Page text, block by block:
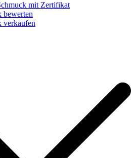
mit Zertifikat
bewerten
verkaufen